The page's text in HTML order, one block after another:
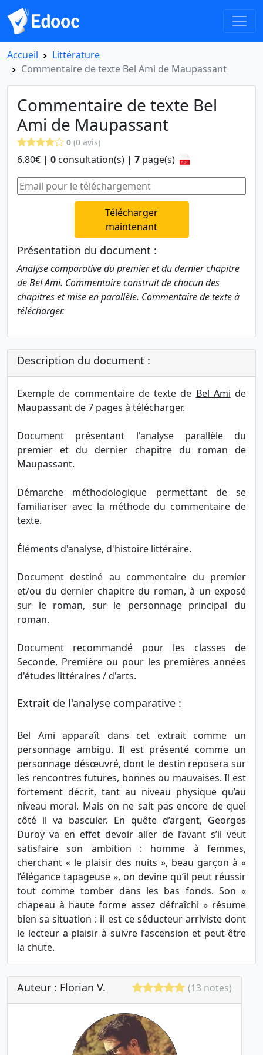
Accueil
Littérature
Commentaire de texte Bel Ami de Maupassant
Commentaire de texte Bel
Ami de Maupassant
0 (0 avis)
6.80€ | 0 consultation(s) | 7 page(s)
Télécharger
maintenant
Présentation du document :
Analyse comparative du premier et du dernier chapitre
de Bel Ami. Commentaire construit de chacun des
chapitres et mise en parallèle. Commentaire de texte à
télécharger.
Description du document :
Exemple de commentaire de texte de Bel Ami de
Maupassant de 7 pages à télécharger.
Document présentant l'analyse parallèle du
premier et du dernier chapitre du roman de
Maupassant.
Démarche méthodologique permettant de se
familiariser avec la méthode du commentaire de
texte.
Éléments d'analyse, d'histoire littéraire.
Document destiné au commentaire du premier
et/ou du dernier chapitre du roman, à un exposé
sur le roman, sur le personnage principal du
roman.
Document recommandé pour les classes de
Seconde, Première ou pour les premières années
d'études littéraires / d'arts.
Extrait de l'analyse comparative :
Bel Ami apparaît dans cet extrait comme un
personnage ambigu. Il est présenté comme un
personnage désœuvré, dont le destin reposera sur
les rencontres futures, bonnes ou mauvaises. Il est
fortement décrit, tant au niveau physique qu’au
niveau moral. Mais on ne sait pas encore de quel
côté il va basculer. En quête d’argent, Georges
Duroy va en effet devoir aller de l’avant s’il veut
satisfaire son ambition : homme à femmes,
cherchant « le plaisir des nuits », beau garçon à «
l’élégance tapageuse », on devine qu’il peut réussir
tout comme tomber dans les bas fonds. Son «
chapeau à haute forme assez défraîchi » résume
bien sa situation : il est ce séducteur arriviste dont
le lecteur a plaisir à suivre l’ascension et peut-être
la chute.
Auteur : Florian V. (13 notes)